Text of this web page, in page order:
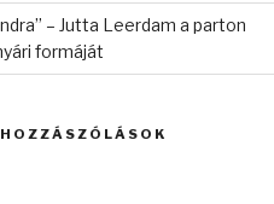
– Jutta Leerdam a parton
formáját